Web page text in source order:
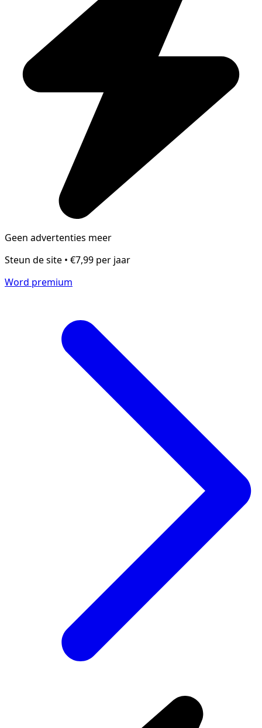
Geen advertenties meer
Steun de site • €7,99 per jaar
Word premium